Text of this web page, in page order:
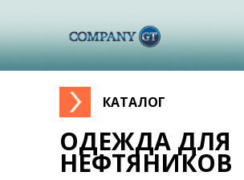
КАТАЛОГ
Вы здесь
ОДЕЖДА ДЛЯ
НЕФТЯНИКОВ